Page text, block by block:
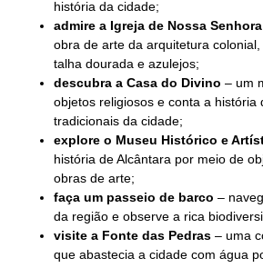
história da cidade;
admire a Igreja de Nossa
obra de arte da arquitetura
talha dourada e azulejos;
descubra a Casa do Divino – um
objetos religiosos e conta a história
tradicionais da cidade;
explore o Museu Histórico e
história de Alcântara por meio de
obras de arte;
faça um passeio de barco –
da região e observe a rica
visite a Fonte das Pedras – uma
que abastecia a cidade com água